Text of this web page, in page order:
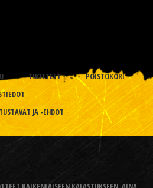
TUOTTEET
POISTOKORI
JA -EHDOT